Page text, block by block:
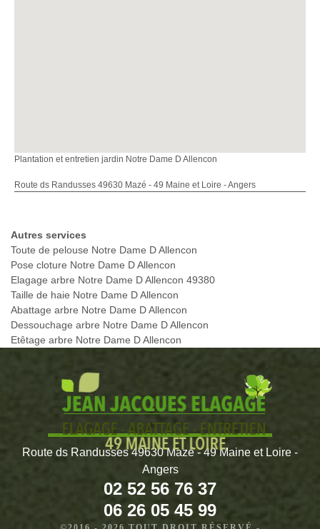
Plantation et entretien jardin Notre Dame D Allencon
Route ds Randusses 49630 Mazé - 49 Maine et Loire - Angers
Autres services
Toute de pelouse Notre Dame D Allencon
Pose cloture Notre Dame D Allencon
Elagage arbre Notre Dame D Allencon 49380
Taille de haie Notre Dame D Allencon
Abattage arbre Notre Dame D Allencon
Dessouchage arbre Notre Dame D Allencon
Etêtage arbre Notre Dame D Allencon
Route ds Randusses 49630 Mazé - 49 Maine et Loire -
Angers
02 52 56 76 37
06 26 05 45 99